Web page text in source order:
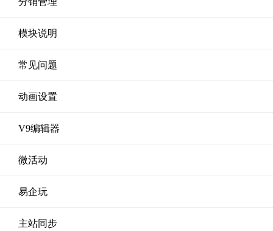
模块说明
常见问题
动画设置
V9编辑器
微活动
易企玩
主站同步